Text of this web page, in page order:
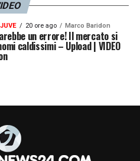
TOP NEWS
20 ore ago Marco Baridon
un errore! Il mercato si
caldissimi – Upload | VIDEO